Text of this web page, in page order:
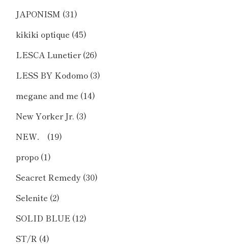
JAPONISM (31)
kikiki optique (45)
LESCA Lunetier(26)
LESS BY Kodomo (3)
megane and me (14)
New Yorker Jr. (3)
NEW．
(19)
propo (1)
Seacret Remedy (30)
Selenite (2)
SOLID BLUE (12)
ST/R (4)